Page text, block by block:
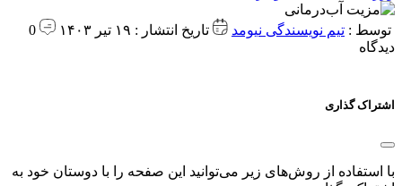
توسط : تیم نویسندگی نیومد تاریخ انتشار : ۱۹ تیر ۱۴۰۳
0
دیدگاه
اشتراک گذاری
با استفاده از روش‌های زیر می‌توانید این صفحه را با دوستان خود به